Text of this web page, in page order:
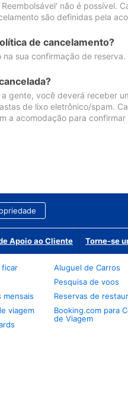
não é possível.
são definidas pela
de cancelamento?
sua confirmação de reserva.
gente, você deverá receber
de lixo eletrônico/spam.
a acomodação para
Apoio ao Cliente Torne-se
ficar
mensais
viagem
Aluguel de Carros
Pesquisa de voos
Reservas de
Booking.com para
de Viagem